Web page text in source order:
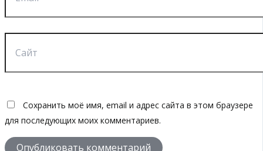
Сохранить моё имя, email и адрес сайта в этом браузере
для последующих моих комментариев.